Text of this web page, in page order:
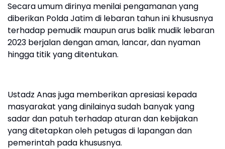
Secara umum dirinya menilai pengamanan yang
diberikan Polda Jatim di lebaran tahun ini khususnya
terhadap pemudik maupun arus balik mudik lebaran
2023 berjalan dengan aman, lancar, dan nyaman
hingga titik yang ditentukan.
Ustadz Anas juga memberikan apresiasi kepada
masyarakat yang dinilainya sudah banyak yang
sadar dan patuh terhadap aturan dan kebijakan
yang ditetapkan oleh petugas di lapangan dan
pemerintah pada khususnya.